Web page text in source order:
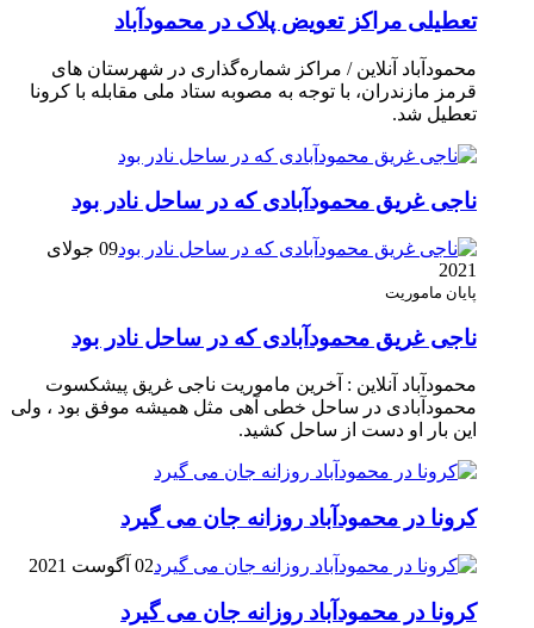
تعطیلی مراکز تعویض پلاک در محمودآباد
محمودآباد آنلاین / مراکز شماره‌گذاری در شهر‌ستان های
قرمز مازندران، با توجه به مصوبه ستاد ملی مقابله با کرونا
تعطیل شد.
ناجی غریق محمودآبادی که در ساحل نادر بود
09 جولای
2021
پایان ماموریت
ناجی غریق محمودآبادی که در ساحل نادر بود
محمودآباد آنلاین : آخرین ماموریت ناجی غریق پیشکسوت
محمودآبادی در ساحل خطی آهی مثل همیشه موفق بود ، ولی
این بار او دست از ساحل کشید.
کرونا در محمودآباد روزانه جان می گیرد
02 آگوست 2021
کرونا در محمودآباد روزانه جان می گیرد